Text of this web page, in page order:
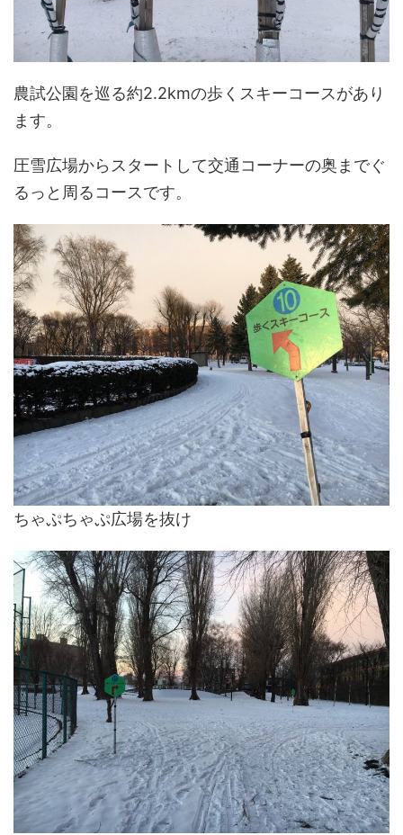
農試公園を巡る約2.2kmの歩くスキーコースがあり
ます。
圧雪広場からスタートして交通コーナーの奥までぐ
るっと周るコースです。
ちゃぷちゃぷ広場を抜け